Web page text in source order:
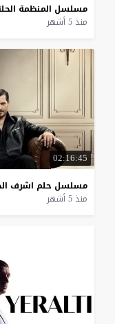
مسلسل المنظمة
منذ 5 أشهر
02:16:45
مسلسل حلم اشرف
منذ 5 أشهر